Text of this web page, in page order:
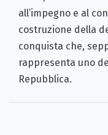
all’impegno e al
costruzione della
conquista che,
rappresenta uno
Repubblica.